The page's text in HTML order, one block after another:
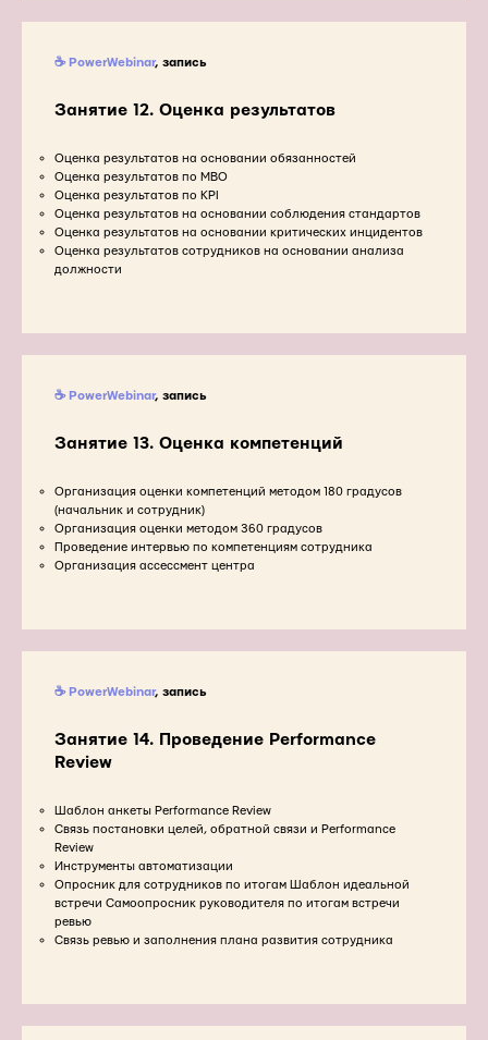
☕ PowerWebinar, запись
Занятие 12. Оценка результатов
Оценка результатов на основании обязанностей
Оценка результатов по MBO
Оценка результатов по KPI
Оценка результатов на основании соблюдения стандартов
Оценка результатов на основании критических инцидентов
Оценка результатов сотрудников на основании анализа
должности
☕ PowerWebinar, запись
Занятие 13. Оценка компетенций
Организация оценки компетенций методом 180 градусов
(начальник и сотрудник)
Организация оценки методом 360 градусов
Проведение интервью по компетенциям сотрудника
Организация ассессмент центра
☕ PowerWebinar, запись
Занятие 14. Проведение Performance
Review
Шаблон анкеты Performance Review
Связь постановки целей, обратной связи и Performance
Review
Инструменты автоматизации
Опросник для сотрудников по итогам Шаблон идеальной
встречи Самоопросник руководителя по итогам встречи
ревью
Связь ревью и заполнения плана развития сотрудника